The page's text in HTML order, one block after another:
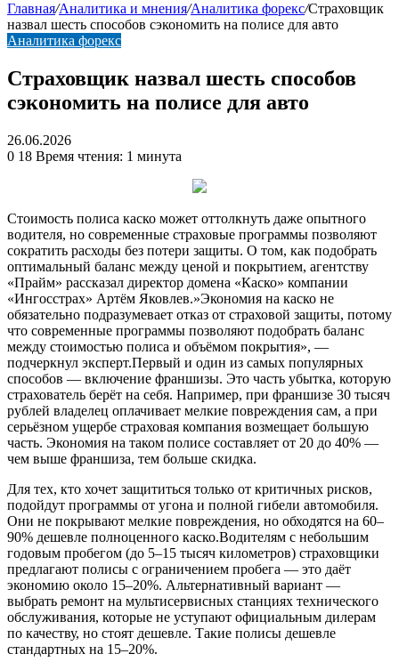
Главная/Аналитика и мнения/Аналитика форекс/Страховщик
назвал шесть способов сэкономить на полисе для авто
Аналитика форекс
Страховщик назвал шесть способов
сэкономить на полисе для авто
26.06.2026
0 18 Время чтения: 1 минута
Стоимость полиса каско может оттолкнуть даже опытного
водителя, но современные страховые программы позволяют
сократить расходы без потери защиты. О том, как подобрать
оптимальный баланс между ценой и покрытием, агентству
«Прайм» рассказал директор домена «Каско» компании
«Ингосстрах» Артём Яковлев.»Экономия на каско не
обязательно подразумевает отказ от страховой защиты, потому
что современные программы позволяют подобрать баланс
между стоимостью полиса и объёмом покрытия», —
подчеркнул эксперт.Первый и один из самых популярных
способов — включение франшизы. Это часть убытка, которую
страхователь берёт на себя. Например, при франшизе 30 тысяч
рублей владелец оплачивает мелкие повреждения сам, а при
серьёзном ущербе страховая компания возмещает большую
часть. Экономия на таком полисе составляет от 20 до 40% —
чем выше франшиза, тем больше скидка.
Для тех, кто хочет защититься только от критичных рисков,
подойдут программы от угона и полной гибели автомобиля.
Они не покрывают мелкие повреждения, но обходятся на 60–
90% дешевле полноценного каско.Водителям с небольшим
годовым пробегом (до 5–15 тысяч километров) страховщики
предлагают полисы с ограничением пробега — это даёт
экономию около 15–20%. Альтернативный вариант —
выбрать ремонт на мультисервисных станциях технического
обслуживания, которые не уступают официальным дилерам
по качеству, но стоят дешевле. Такие полисы дешевле
стандартных на 15–20%.